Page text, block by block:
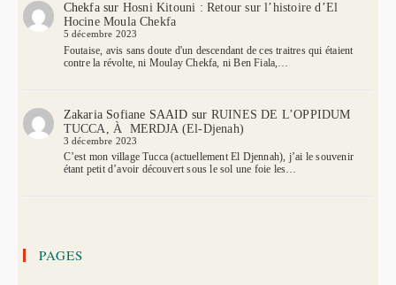
Chekfasur Hosni Kitouni : Retour sur l’histoire d’El
Hocine Moula Chekfa
5 décembre 2023
Foutaise, avis sans doute d'un descendant de ces traitres qui étaient
contre la révolte, ni Moulay Chekfa, ni Ben Fiala,…
Zakaria Sofiane SAAID sur RUINES DE L’OPPIDUM
TUCCA, À MERDJA (El-Djenah)
3 décembre 2023
C’est mon village Tucca (actuellement El Djennah), j’ai le souvenir
étant petit d’avoir découvert sous le sol une foie les…
PAGES